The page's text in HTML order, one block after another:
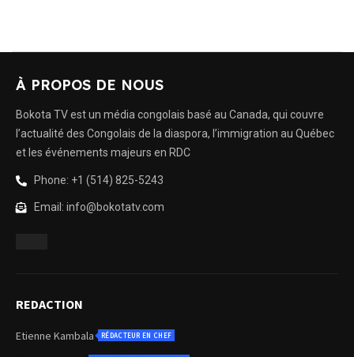
À PROPOS DE NOUS
Bokota TV est un média congolais basé au Canada, qui couvre
l’actualité des Congolais de la diaspora, l’immigration au Québec
et les événements majeurs en RDC
Phone: +1 (514) 825-5243
Email: info@bokotatv.com
REDACTION
Etienne Kambala RÉDACTEUR EN CHEF